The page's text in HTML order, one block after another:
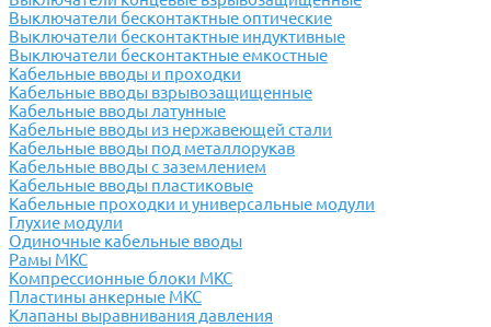
Выключатели бесконтактные оптические
Выключатели бесконтактные индуктивные
Выключатели бесконтактные емкостные
Кабельные вводы и проходки
Кабельные вводы взрывозащищенные
Кабельные вводы латунные
Кабельные вводы из нержавеющей стали
Кабельные вводы под металлорукав
Кабельные вводы с заземлением
Кабельные вводы пластиковые
Кабельные проходки и универсальные модули
Глухие модули
Одиночные кабельные вводы
Рамы МКС
Компрессионные блоки МКС
Пластины анкерные МКС
Клапаны выравнивания давления